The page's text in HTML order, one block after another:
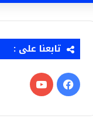
تابعنا على :
فيسبوك‫YouTube